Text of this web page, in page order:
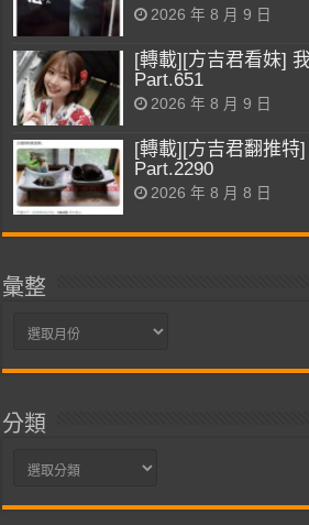
2026 年 8 月 9 日
[轉載][方吉君看妹]
Part.651
2026 年 8 月 9 日
[轉載][方吉君翻推特
Part.2290
2026 年 8 月 8 日
彙整
彙
分類
分